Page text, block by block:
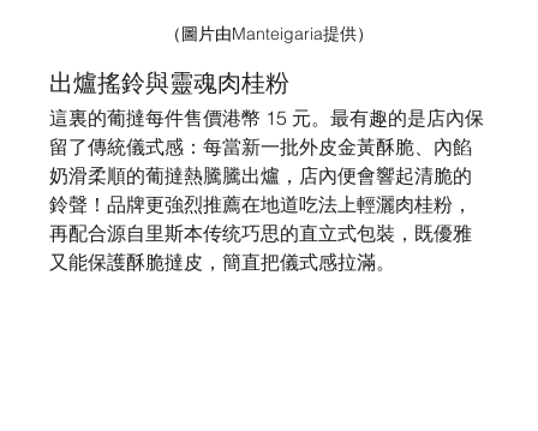
（圖片由Manteigaria提供）
出爐搖鈴與靈魂肉桂粉
這裏的葡撻每件售價港幣 15 元。最有趣的是店內保
留了傳統儀式感：每當新一批外皮金黃酥脆、內餡
奶滑柔順的葡撻熱騰騰出爐，店內便會響起清脆的
鈴聲！品牌更強烈推薦在地道吃法上輕灑肉桂粉，
再配合源自里斯本传统巧思的直立式包裝，既優雅
又能保護酥脆撻皮，簡直把儀式感拉滿。